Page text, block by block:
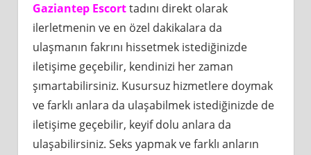
Gaziantep Escorttadını direkt olarak
ilerletmenin ve en özel dakikalara da
ulaşmanın fakrını hissetmek istediğinizde
iletişime geçebilir, kendinizi her zaman
şımartabilirsiniz. Kusursuz hizmetlere doymak
ve farklı anlara da ulaşabilmek istediğinizde de
iletişime geçebilir, keyif dolu anlara da
ulaşabilirsiniz. Seks yapmak ve farklı anların